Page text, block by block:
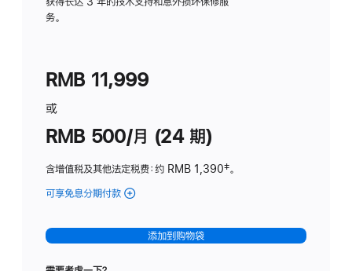
务。
RMB 11,999
或
RMB 500/月 (24 期)
含增值税及其他法定税费：约 RMB 1,390脚
‡。
可享免息分期付款 (Studio
-
标
添加到购物袋